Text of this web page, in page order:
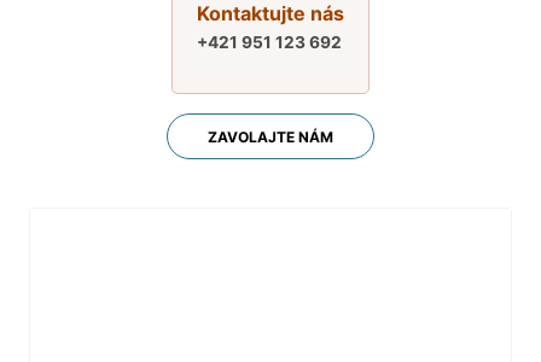
Kontaktujte nás
+421 951 123 692
ZAVOLAJTE NÁM